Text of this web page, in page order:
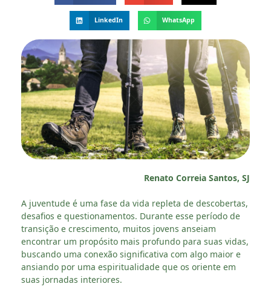
LinkedIn WhatsApp
Renato Correia Santos, SJ
A juventude é uma fase da vida repleta de descobertas,
desafios e questionamentos. Durante esse período de
transição e crescimento, muitos jovens anseiam
encontrar um propósito mais profundo para suas vidas,
buscando uma conexão significativa com algo maior e
ansiando por uma espiritualidade que os oriente em
suas jornadas interiores.